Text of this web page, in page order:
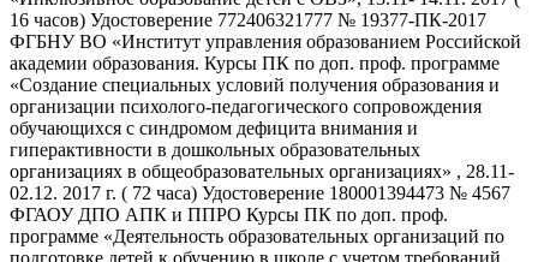
16 часов) Удостоверение 772406321777 № 19377-ПК-2017
ФГБНУ ВО «Институт управления образованием Российской
академии образования. Курсы ПК по доп. проф. программе
«Создание специальных условий получения образования и
организации психолого-педагогического сопровождения
обучающихся с синдромом дефицита внимания и
гиперактивности в дошкольных образовательных
организациях в общеобразовательных организациях» , 28.11-
02.12. 2017 г. ( 72 часа) Удостоверение 180001394473 № 4567
ФГАОУ ДПО АПК и ППРО Курсы ПК по доп. проф.
программе «Деятельность образовательных организаций по
подготовке детей к обучению в школе с учетом требований